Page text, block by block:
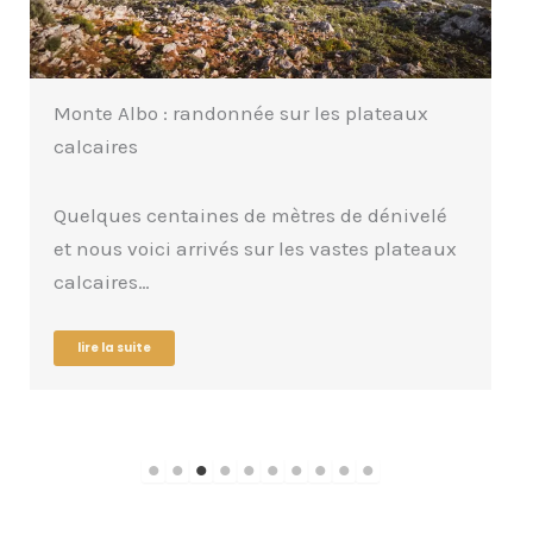
Monte Albo : randonnée sur les plateaux
calcaires
Quelques centaines de mètres de dénivelé
et nous voici arrivés sur les vastes plateaux
calcaires…
lire la suite